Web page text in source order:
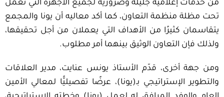
من خدمات إعلامية جليلة وضرورية لجميع الأجهزة التي تعمل
تحت مظلة منظمة التعاون، كما أكد معاليه أن يونا والمجمع
يتقاسمان كثيرًا من الأهداف التي يعملان من أجل تحقيقها،
ولذلك فإن التعاون الوثيق بينهما أمر مطلوب.
ومن جهة أخرى، قدّم الأستاذ يونس عنايت، مدير العلاقات
والتطوير الإستراتيجي بـ(يونا)، عرضًا تفصيليًّا لمعالي الأمين